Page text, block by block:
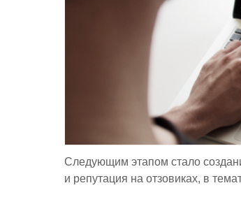
Следующим этапом стало
и репутация на отзовиках, в